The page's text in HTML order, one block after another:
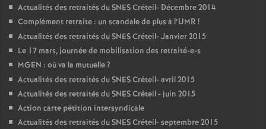
Actualités des retraités duSNESCréteil- Décembre 2014
Complément retraite : un scandale de plus à l’UMR !
Actualités des retraités duSNESCréteil- Janvier 2015
Le 17 mars, journée de mobilisation des retraité-e-s
MGEN : où va la mutuelle?
Actualités des retraités duSNESCréteil- avril 2015
Actualités des retraités duSNESCréteil - juin 2015
Action carte pétition intersyndicale
Actualités des retraités duSNESCréteil- septembre 2015